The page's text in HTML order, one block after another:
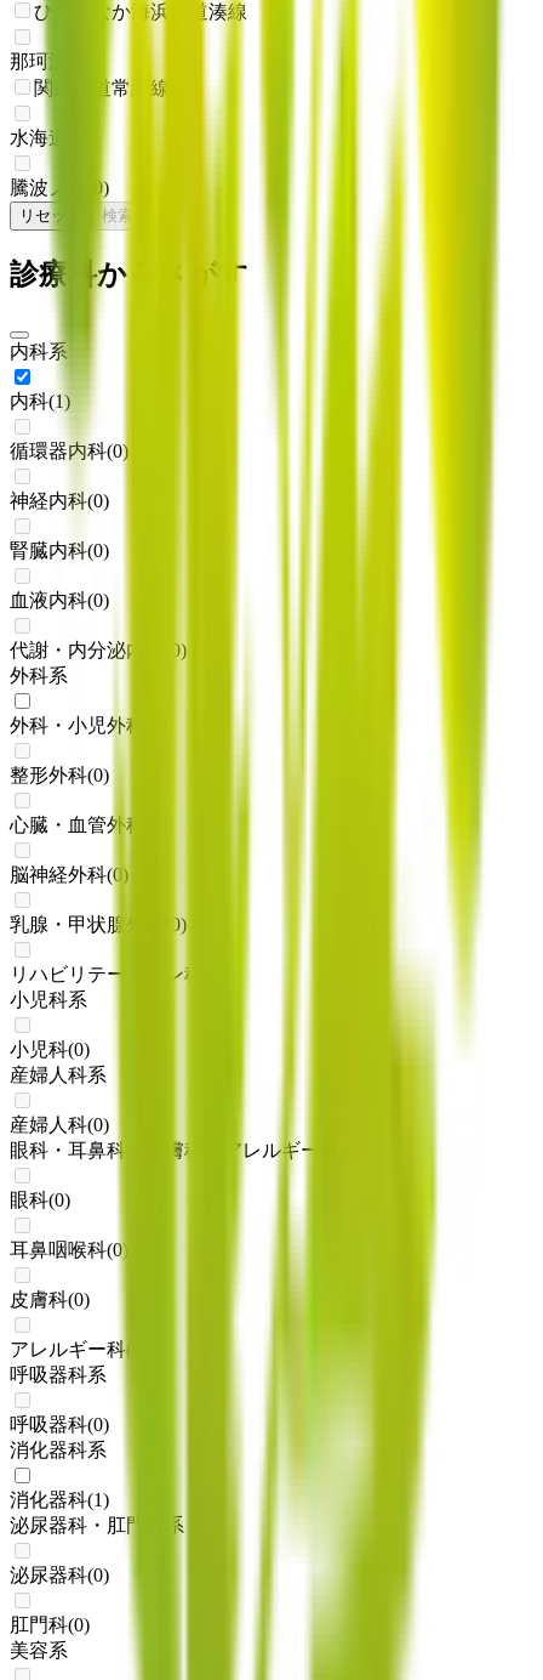
ひたちなか海浜鉄道湊線
那珂湊
関東鉄道常総線
水海道
騰波ノ江 0)
リセット 検索
診療科からさがす
内科系
内科(1)
循環器内科(0)
神経内科(0)
腎臓内科(0)
血液内科(0)
代謝・内分泌内科 0)
外科系
外科・小児外科
整形外科(0)
心臓・血管外科
脳神経外科(0)
乳腺・甲状腺外科 0)
リハビリテーション科
小児科系
小児科(0)
産婦人科系
産婦人科(0)
眼科・耳鼻科・皮膚科・アレルギー科系
眼科(0)
耳鼻咽喉科(0)
皮膚科(0)
アレルギー科(
呼吸器科系
呼吸器科(0)
消化器科系
消化器科(1)
泌尿器科・肛門科系
泌尿器科(0)
肛門科(0)
美容系